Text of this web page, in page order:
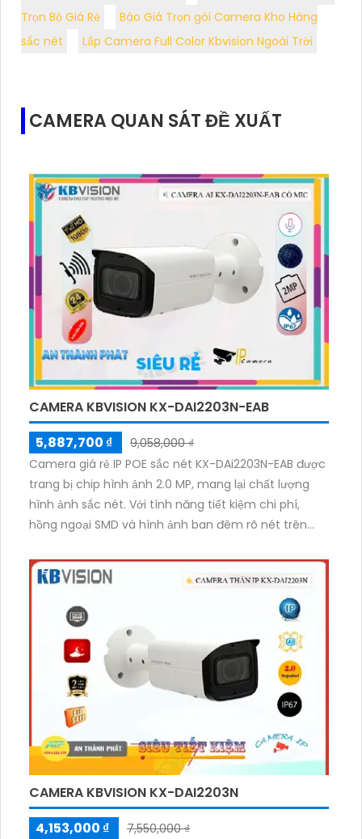
Trọn Bộ Giá Rẻ
Báo Giá Trọn gói Camera Kho Hàng
sắc nét
Lắp Camera Full Color Kbvision Ngoài Trời
CAMERA QUAN SÁT ĐỀ XUẤT
CAMERA KBVISION KX-DAI2203N-EAB
5,887,700 ₫
9,058,000 ₫
Camera giá rẻ IP POE sắc nét KX-DAi2203N-EAB được
trang bị chip hình ảnh 2.0 MP, mang lại chất lượng
hình ảnh sắc nét. Với tính năng tiết kiệm chi phí,
hồng ngoại SMD và hình ảnh ban đêm rõ nét trên
lắp đặt camera trong kho hàng, công trình xây dựng
hay khu phố. Với vỏ làm bằng thân kim loại, camera
còn được thiết kế với công nghệ IP POE, mang lại
hình ảnh trung thực và chức năng vượt trội. Hơn nữa,
với công nghệ AI và tính năng báo động thông minh,
camera giúp hạn chế báo động giả.
CAMERA KBVISION KX-DAI2203N
4,153,000 ₫
7,550,000 ₫